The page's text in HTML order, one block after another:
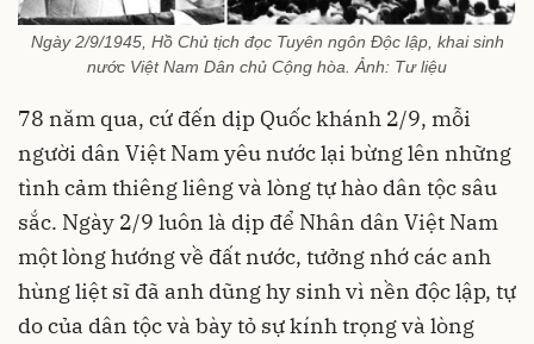
Ngày 2/9/1945, Hồ Chủ tịch đọc Tuyên ngôn Độc lập, khai sinh
nước Việt Nam Dân chủ Cộng hòa. Ảnh: Tư liệu
78 năm qua, cứ đến dịp Quốc khánh 2/9, mỗi
người dân Việt Nam yêu nước lại bừng lên những
tình cảm thiêng liêng và lòng tự hào dân tộc sâu
sắc. Ngày 2/9 luôn là dịp để Nhân dân Việt Nam
một lòng hướng về đất nước, tưởng nhớ các anh
hùng liệt sĩ đã anh dũng hy sinh vì nền độc lập, tự
do của dân tộc và bày tỏ sự kính trọng và lòng